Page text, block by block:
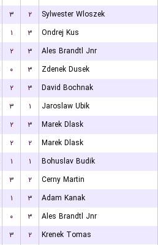
۳ ۲
Sylwester Wloszek
۱ ۳
Ondrej Kus
۲ ۳
Ales Brandtl Jnr
۰ ۳
Zdenek Dusek
۲ ۳
David Bochnak
۳ ۱
Jaroslaw Ubik
۲ ۳
Marek Dlask
۲ ۲
Marek Dlask
۱ ۱
Bohuslav Budik
۳ ۲
Cerny Martin
۱ ۳
Adam Kanak
۰ ۳
Ales Brandtl Jnr
۳ ۲
Krenek Tomas